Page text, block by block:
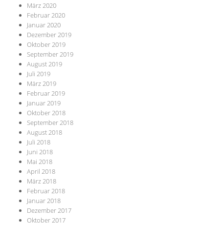
März 2020
Februar 2020
Januar 2020
Dezember 2019
Oktober 2019
September 2019
August 2019
Juli 2019
März 2019
Februar 2019
Januar 2019
Oktober 2018
September 2018
August 2018
Juli 2018
Juni 2018
Mai 2018
April 2018
März 2018
Februar 2018
Januar 2018
Dezember 2017
Oktober 2017